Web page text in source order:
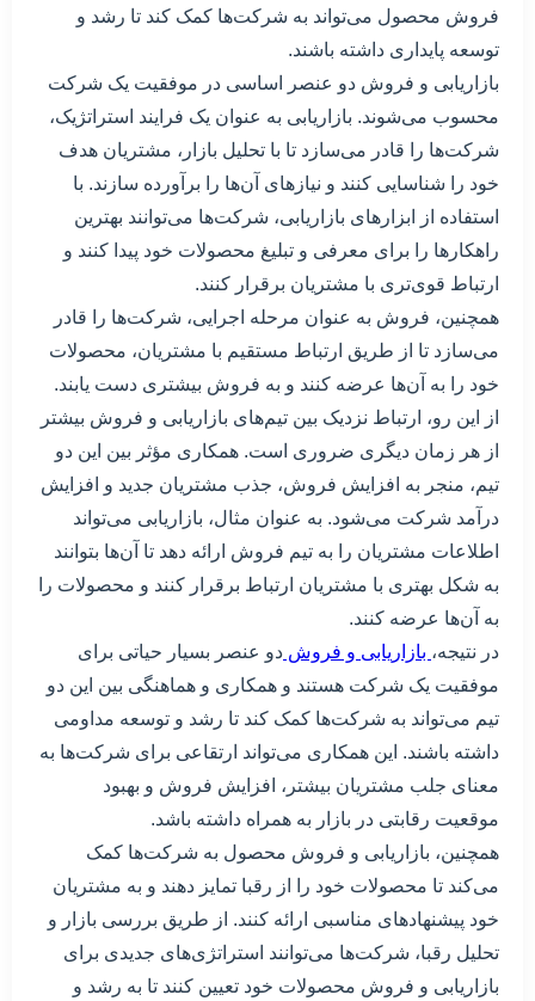
فروش محصول می‌تواند به شرکت‌ها کمک کند تا رشد و
توسعه پایداری داشته باشند.
بازاریابی و فروش دو عنصر اساسی در موفقیت یک شرکت
محسوب می‌شوند. بازاریابی به عنوان یک فرایند استراتژیک،
شرکت‌ها را قادر می‌سازد تا با تحلیل بازار، مشتریان هدف
خود را شناسایی کنند و نیازهای آن‌ها را برآورده سازند. با
استفاده از ابزارهای بازاریابی، شرکت‌ها می‌توانند بهترین
راهکارها را برای معرفی و تبلیغ محصولات خود پیدا کنند و
ارتباط قوی‌تری با مشتریان برقرار کنند.
همچنین، فروش به عنوان مرحله اجرایی، شرکت‌ها را قادر
می‌سازد تا از طریق ارتباط مستقیم با مشتریان، محصولات
خود را به آن‌ها عرضه کنند و به فروش بیشتری دست یابند.
از این رو، ارتباط نزدیک بین تیم‌های بازاریابی و فروش بیشتر
از هر زمان دیگری ضروری است. همکاری مؤثر بین این دو
تیم، منجر به افزایش فروش، جذب مشتریان جدید و افزایش
درآمد شرکت می‌شود. به عنوان مثال، بازاریابی می‌تواند
اطلاعات مشتریان را به تیم فروش ارائه دهد تا آن‌ها بتوانند
به شکل بهتری با مشتریان ارتباط برقرار کنند و محصولات را
به آن‌ها عرضه کنند.
در نتیجه، بازاریابی و فروش دو عنصر بسیار حیاتی برای
موفقیت یک شرکت هستند و همکاری و هماهنگی بین این دو
تیم می‌تواند به شرکت‌ها کمک کند تا رشد و توسعه مداومی
داشته باشند. این همکاری می‌تواند ارتقاعی برای شرکت‌ها به
معنای جلب مشتریان بیشتر، افزایش فروش و بهبود
موقعیت رقابتی در بازار به همراه داشته باشد.
همچنین، بازاریابی و فروش محصول به شرکت‌ها کمک
می‌کند تا محصولات خود را از رقبا تمایز دهند و به مشتریان
خود پیشنهادهای مناسبی ارائه کنند. از طریق بررسی بازار و
تحلیل رقبا، شرکت‌ها می‌توانند استراتژی‌های جدیدی برای
بازاریابی و فروش محصولات خود تعیین کنند تا به رشد و